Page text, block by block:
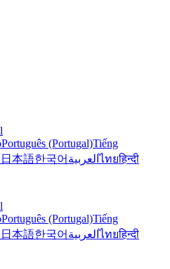
Português (Portugal)Tiếng
日本語한국어 العربيةไทยहिन्दी
Português (Portugal)Tiếng
日本語한국어 العربيةไทยहिन्दी